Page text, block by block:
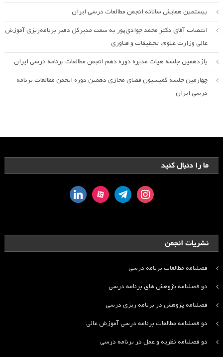
بیستمین همایش سالانه انجمن مطالعات درسی ایران
انتصاب آقای دکتر محمد جوادی‌پور به سمت مدیرکل دفتر برنامه‌ریزی آموزش
عالی وزارت علوم، تحقیقات و فناوری
یازدهمین جلسه هیات مدیره دوره دهم انجمن مطالعات برنامه درسی ایران
چهارمین جلسه کمیسیون فضای مجازی دهمین دوره انجمن مطالعات برنامه
درسی ایران
ما را دنبال کنید
instagram
telegram
aparat
linkedin
نشریات انجمن
فصلنامه مطالعات برنامه درسی
دو فصلنامه پژوهش های برنامه درسی
فصلنامه پژوهش در برنامه ریزی درسی
دو فصلنامه مطالعات برنامه درسی آموزش عالی
دو فصلنامه نظریه و عمل در برنامه درسی